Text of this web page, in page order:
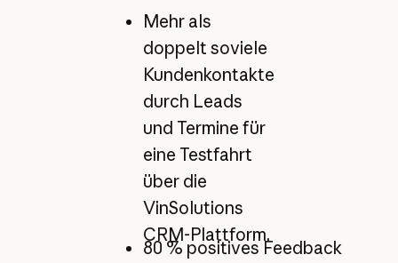
Mehr als
doppelt soviele
Kundenkontakte
durch Leads
und Termine für
eine Testfahrt
über die
VinSolutions
CRM-Plattform.
80 % positives Feedback